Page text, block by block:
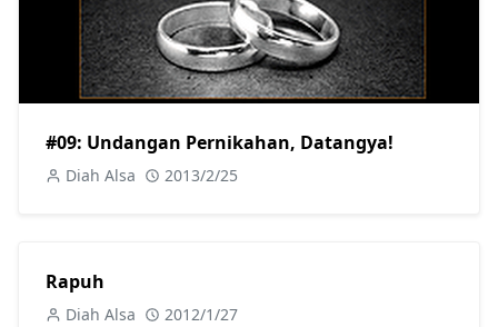
#09: Undangan Pernikahan, Datangya!
Diah Alsa 2013/2/25
Rapuh
Diah Alsa 2012/1/27